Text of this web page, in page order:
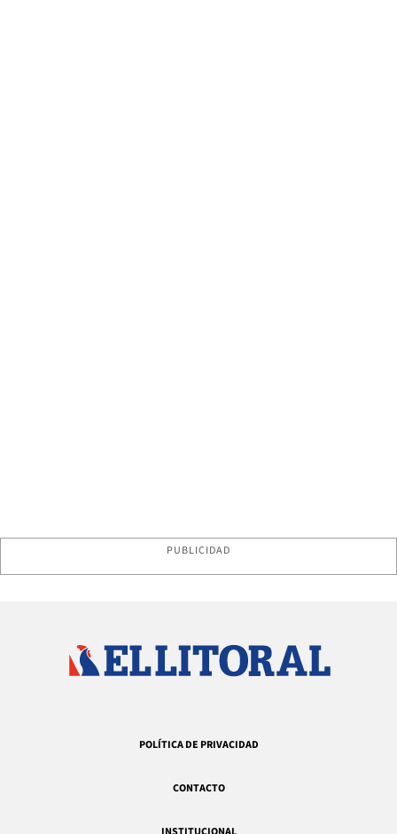
PUBLICIDAD
POLÍTICA DE PRIVACIDAD
CONTACTO